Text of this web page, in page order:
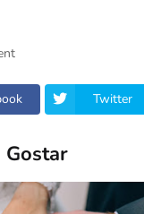
Twitter
Gostar